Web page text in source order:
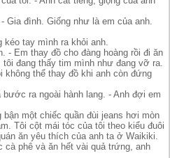
Gia đình. Giống như là em của anh.
tay mình ra khỏi anh.
- Em thay đồ cho đàng hoàng rồi đi ăn
đang thấy tim mình như đang vỡ ra.
không thể thay đồ khi anh còn đứng
ra ngoài hành lang. - Anh đợi em
một chiếc quần đùi jeans hơi mòn
Tôi cột mái tóc của tôi theo kiểu đuôi
ăn yêu thích của anh ta ở Waikiki.
cà phê và ăn hết vài quả trứng, anh